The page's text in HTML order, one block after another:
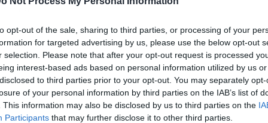
opt-out of the sale, sharing to third parties, or processing of your
for targeted advertising by us, please use the below opt-out
selection. Please note that after your opt-out request is processed
interest-based ads based on personal information utilized by us
to third parties prior to your opt-out. You may separately
of your personal information by third parties on the IAB’s list of
This information may also be disclosed by us to third parties on the
Participants that may further disclose it to other third parties.